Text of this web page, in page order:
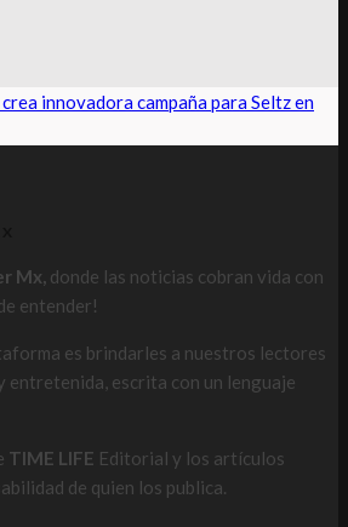
innovadora campaña para Seltz en
Mx, donde las noticias cobran vida con
entender!
es brindarles a nuestros lectores
escrita con un lenguaje
TIME LIFE Editorial y los artículos
de quien los publica.